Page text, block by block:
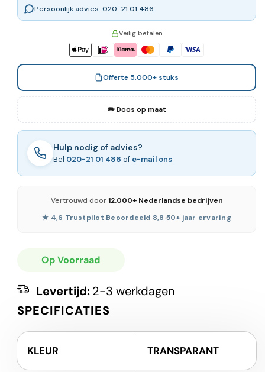
Persoonlijk advies: 020-21 01 486
Veilig betalen
Offerte 5.000+ stuks
✏️ Doos op maat
Hulp nodig of advies?
Bel 020-21 01 486 of e-mail ons
Vertrouwd door12.000+ Nederlandse bedrijven
★ 4,6 Trustpilot·Beoordeeld 8,8·50+ jaar ervaring
Op Voorraad
Levertijd:2-3 werkdagen
SPECIFICATIES
KLEUR TRANSPARANT